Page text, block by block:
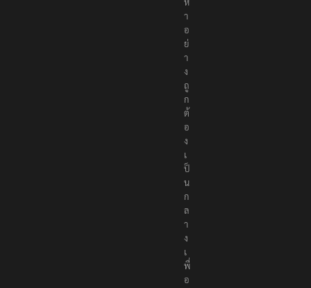
นื้
อ
ห
า
อ
ย่
า
ง
ถู
ก
ต้
อ
ง
เ
ป็
น
ก
ล
า
ง
เ